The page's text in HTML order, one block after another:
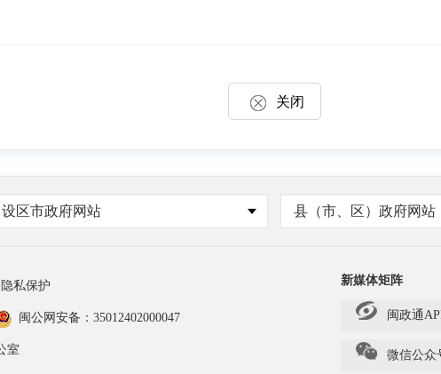
关闭
设区市政府网站 县（市、区）政府网站
隐私保护
闽公网安备： 35012402000047
室
新媒体矩阵
闽政通
微信公众